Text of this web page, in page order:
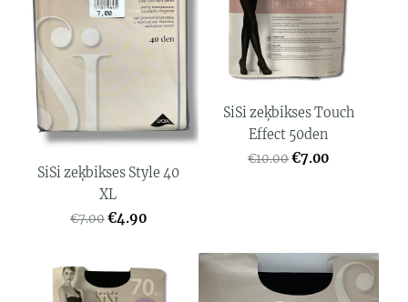
SiSi zeķbikses Style 40
XL
€7.00€4.90
SiSi zeķbikses Touch
Effect 50den
€10.00€7.00